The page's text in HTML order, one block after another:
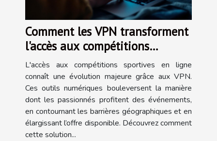
Comment les VPN transforment
l'accès aux compétitions
sportives en ligne ?
L'accès aux compétitions sportives en ligne
connaît une évolution majeure grâce aux VPN.
Ces outils numériques bouleversent la manière
dont les passionnés profitent des événements,
en contournant les barrières géographiques et en
élargissant l’offre disponible. Découvrez comment
cette solution...